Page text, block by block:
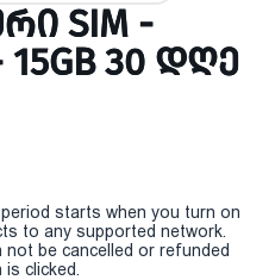
SIM -
30 ᲓᲦᲔ
starts when you turn on
to any supported network.
not be cancelled or refunded
clicked.